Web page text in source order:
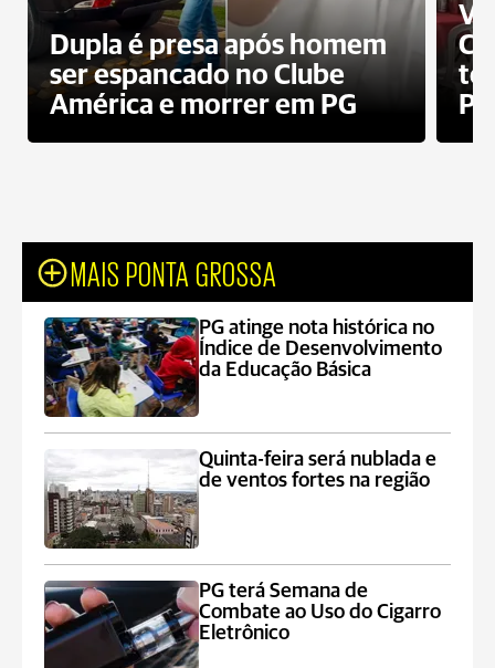
Dupla é presa após homem
ser espancado no Clube
América e morrer em PG
PG
MAIS PONTA GROSSA
PG atinge nota histórica no
Índice de Desenvolvimento
da Educação Básica
Quinta-feira será nublada e
de ventos fortes na região
PG terá Semana de
Combate ao Uso do Cigarro
Eletrônico